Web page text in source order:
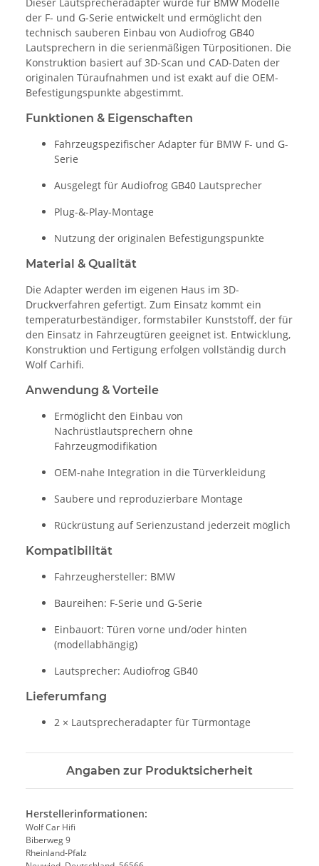
der F- und G-Serie entwickelt und ermöglicht den
technisch sauberen Einbau von Audiofrog GB40
Lautsprechern in die serienmäßigen Türpositionen. Die
Konstruktion basiert auf 3D-Scan und CAD-Daten der
originalen Türaufnahmen und ist exakt auf die OEM-
Befestigungspunkte abgestimmt.
Funktionen & Eigenschaften
Fahrzeugspezifischer Adapter für BMW F- und G-
Serie
Ausgelegt für Audiofrog GB40 Lautsprecher
Plug-&-Play-Montage
Nutzung der originalen Befestigungspunkte
Material & Qualität
Die Adapter werden im eigenen Haus im 3D-
Druckverfahren gefertigt. Zum Einsatz kommt ein
temperaturbeständiger, formstabiler Kunststoff, der für
den Einsatz in Fahrzeugtüren geeignet ist. Entwicklung,
Konstruktion und Fertigung erfolgen vollständig durch
Wolf Carhifi.
Anwendung & Vorteile
Ermöglicht den Einbau von
Nachrüstlautsprechern ohne
Fahrzeugmodifikation
OEM-nahe Integration in die Türverkleidung
Saubere und reproduzierbare Montage
Rückrüstung auf Serienzustand jederzeit möglich
Kompatibilität
Fahrzeughersteller: BMW
Baureihen: F-Serie und G-Serie
Einbauort: Türen vorne und/oder hinten
(modellabhängig)
Lautsprecher: Audiofrog GB40
Lieferumfang
2 × Lautsprecheradapter für Türmontage
Angaben zur Produktsicherheit
Herstellerinformationen:
Wolf Car Hifi
Biberweg 9
Rheinland-Pfalz